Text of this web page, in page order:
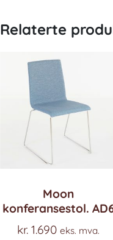
Relaterte
Moon
konferansestol.
kr. 1.690 eks. mva.